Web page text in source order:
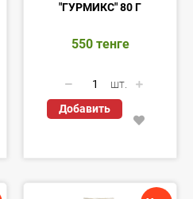
"ГУРМИКС" 80 Г
550 тенге
шт.
Добавить